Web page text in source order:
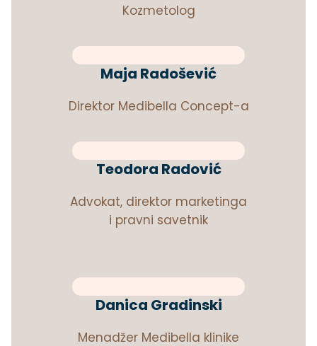
Kozmetolog
Maja Radošević
Direktor Medibella Concept-a
Teodora Radović
Advokat, direktor marketinga
i pravni savetnik
Danica Gradinski
Menadžer Medibella klinike